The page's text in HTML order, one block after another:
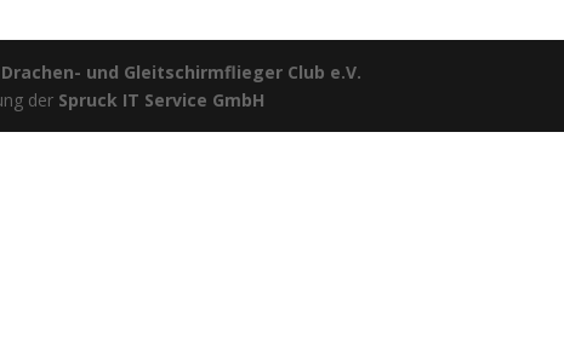
und Gleitschirmflieger Club e.V.
der Spruck IT Service GmbH